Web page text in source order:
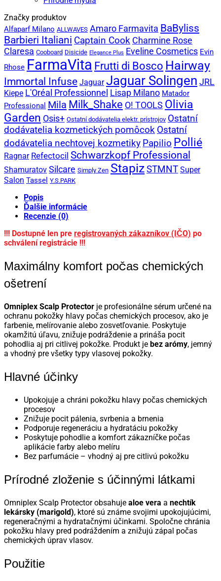
Značky produktov
Alfaparf Milano ALLWAVES Amaro Farmavita BaByliss
Barbieri Italiani Captain Cook Charmine Rose
Claresa Cooboard Disicide Elegance Plus Eveline Cosmetics Evin
Rhose FarmaVita Frutti di Bosco Hairway
Immortal Infuse Jaguar Jaguar Solingen JRL
Kiepe L'Oréal Professionnel Lisap Milano Matador
Professional Mila Milk_Shake O! TOOLS Olivia
Garden Osis+ Ostatní dodávatelia elektr. prístrojov Ostatní
dodávatelia kozmetických pomôcok Ostatní
dodávatelia nechtovej kozmetiky Papilio Pollié
Ragnar Refectocil Schwarzkopf Professional
Shamuratov Silcare Simply Zen StapizSTMNT Super
Salon Tassel Y.S.PARK
Popis
Ďalšie informácie
Recenzie (0)
!!! Dostupné len pre registrovaných zákazníkov (IČO) po
schválení registrácie !!!
Maximálny komfort počas chemických
ošetrení
Omniplex Scalp Protector je profesionálne sérum určené na
ochranu pokožky hlavy počas chemických procesov, ako je
farbenie, melírovanie alebo zosvetľovanie. Poskytuje
okamžitú úľavu, znižuje podráždenie a prináša pocit
pohodlia aj pri citlivej pokožke. Produkt je bez arómy, jemný
a vhodný pre všetky typy vlasovej pokožky.
Hlavné účinky
Upokojuje a chráni pokožku hlavy počas chemických
procesov
Znižuje pocit pálenia, svrbenia a brnenia
Podporuje regeneráciu a hydratáciu pokožky
Poskytuje pohodlie a komfort zákazníčke počas
aplikácie farby alebo melíru
Bez parfumácie – vhodný aj pre citlivú pokožku
Prírodné zloženie s účinnými látkami
Omniplex Scalp Protector obsahuje aloe vera a nechtík
lekársky (marigold), ktoré sú známe svojimi upokojujúcimi,
regeneračnými a hydratačnými účinkami. Spoločne chránia
pokožku hlavy pred podráždením a znižujú zápal počas
chemických úprav vlasov.
Použitie